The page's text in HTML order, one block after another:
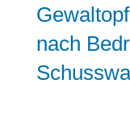
nach